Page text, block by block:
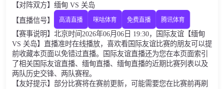
【对阵双方】缅甸 VS 关岛
【直播信号】
高清直播 咪咕体育 免费直播 腾讯体育
【赛事说明】北京时间2026年06月06日 19:30，国际友谊【缅甸
VS 关岛】直播准时在线播放，喜欢看国际友谊比赛的朋友可以提
前收藏本页面以免错过直播。国际友谊直播还为您在本页面索引
了相关国际友谊直播、缅甸直播、缅甸直播的近期比赛列表以及
两队历史交锋、两队赛程。
【友好提示】部分比赛将在赛前更新，可能需要您在比赛前再刷